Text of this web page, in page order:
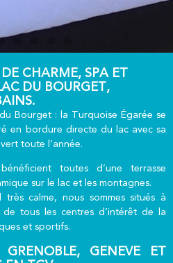
CHARME, SPA ET
DU BOURGET,
Bourget : la Turquoise Égarée se
en bordure directe du lac avec sa
toute l’année.
toutes d’une terrasse
sur le lac et les montagnes.
calme, nous sommes situés à
de tous les centres d’intérêt de la
et sportifs.
GENEVE ET